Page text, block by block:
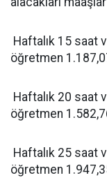
Haftalık 15 saat
öğretmen
Haftalık 20 saat
öğretmen
Haftalık 25 saat
öğretmen